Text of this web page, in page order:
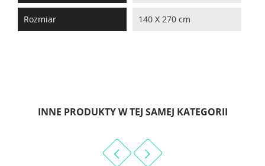
Rozmiar 140 X 270 cm
INNE PRODUKTY W TEJ SAMEJ KATEGORII